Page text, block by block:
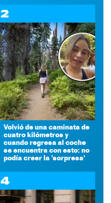
2
Volvió de una caminata de
cuatro kilómetros y
cuando regresa al coche
se encuentra con esto: no
podía creer la 'sorpresa'
4